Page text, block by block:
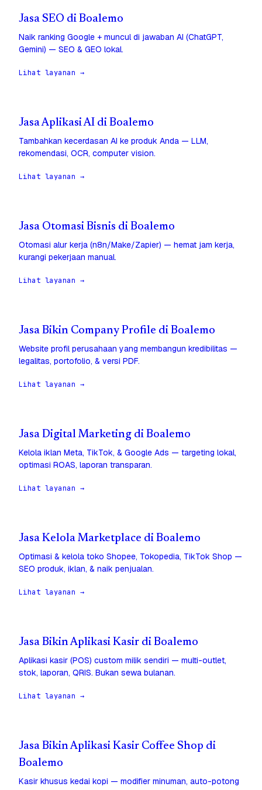
Jasa SEO di Boalemo
Naik ranking Google + muncul di jawaban AI (ChatGPT,
Gemini) — SEO & GEO lokal.
Lihat layanan →
Jasa Aplikasi AI di Boalemo
Tambahkan kecerdasan AI ke produk Anda — LLM,
rekomendasi, OCR, computer vision.
Lihat layanan →
Jasa Otomasi Bisnis di Boalemo
Otomasi alur kerja (n8n/Make/Zapier) — hemat jam kerja,
kurangi pekerjaan manual.
Lihat layanan →
Jasa Bikin Company Profile di Boalemo
Website profil perusahaan yang membangun kredibilitas —
legalitas, portofolio, & versi PDF.
Lihat layanan →
Jasa Digital Marketing di Boalemo
Kelola iklan Meta, TikTok, & Google Ads — targeting lokal,
optimasi ROAS, laporan transparan.
Lihat layanan →
Jasa Kelola Marketplace di Boalemo
Optimasi & kelola toko Shopee, Tokopedia, TikTok Shop —
SEO produk, iklan, & naik penjualan.
Lihat layanan →
Jasa Bikin Aplikasi Kasir di Boalemo
Aplikasi kasir (POS) custom milik sendiri — multi-outlet,
stok, laporan, QRIS. Bukan sewa bulanan.
Lihat layanan →
Jasa Bikin Aplikasi Kasir Coffee Shop di
Boalemo
Kasir khusus kedai kopi — modifier minuman, auto-potong